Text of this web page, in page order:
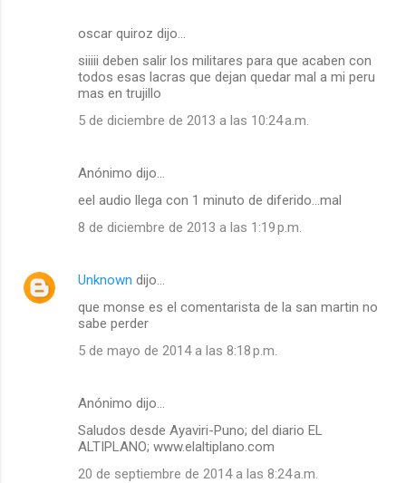
oscar quiroz dijo…
siiiii deben salir los militares para que acaben con
todos esas lacras que dejan quedar mal a mi peru
mas en trujillo
5 de diciembre de 2013 a las 10:24 a.m.
Anónimo dijo…
eel audio llega con 1 minuto de diferido...mal
8 de diciembre de 2013 a las 1:19 p.m.
Unknown dijo…
que monse es el comentarista de la san martin no
sabe perder
5 de mayo de 2014 a las 8:18 p.m.
Anónimo dijo…
Saludos desde Ayaviri-Puno; del diario EL
ALTIPLANO; www.elaltiplano.com
20 de septiembre de 2014 a las 8:24 a.m.